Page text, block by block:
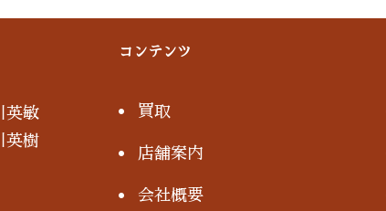
英敏
英樹
コンテンツ
買取
店舗案内
会社概要